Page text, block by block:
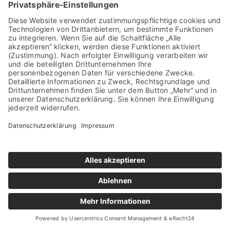
Startseite Datenschutzerklärung
Impressum Sitemap